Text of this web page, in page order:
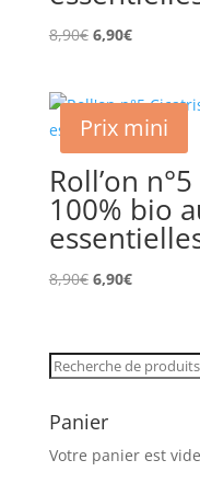
8,90€ Le
était :
8,90€.
6,90€Le
est :
6,90€.
Prix mini
Roll’on
100% bio
8,90€ Le
était :
8,90€.
6,90€Le
est :
6,90€.
Recherche
Panier
Votre panier est